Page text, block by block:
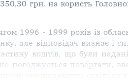
грн. на користь
1996 - 1999 років із
але відповідач визнає і
коштів, що були
погоджується повертати,